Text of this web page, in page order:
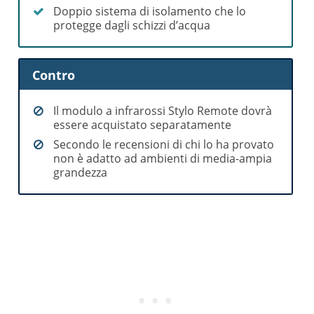
Doppio sistema di isolamento che lo
protegge dagli schizzi d’acqua
Contro
Il modulo a infrarossi Stylo Remote dovrà
essere acquistato separatamente
Secondo le recensioni di chi lo ha provato
non è adatto ad ambienti di media-ampia
grandezza